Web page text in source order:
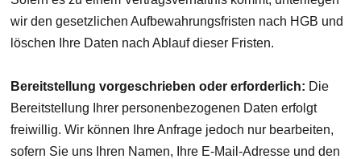
wir den gesetzlichen Aufbewahrungsfristen nach HGB und
löschen Ihre Daten nach Ablauf dieser Fristen.
Bereitstellung vorgeschrieben oder erforderlich: Die
Bereitstellung Ihrer personenbezogenen Daten erfolgt
freiwillig. Wir können Ihre Anfrage jedoch nur bearbeiten,
sofern Sie uns Ihren Namen, Ihre E-Mail-Adresse und den